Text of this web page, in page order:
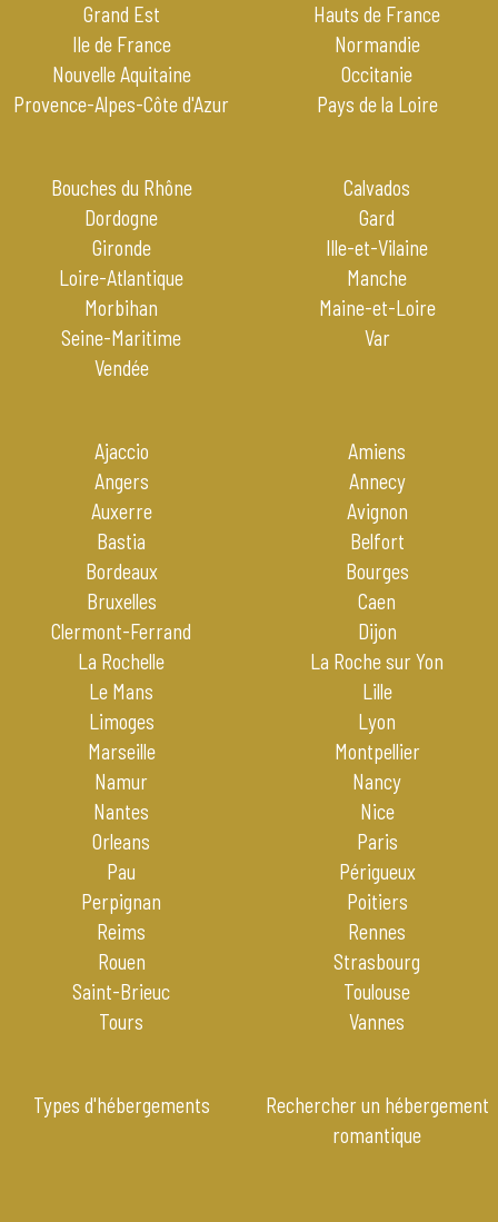
Grand Est
Hauts de France
Ile de France
Normandie
Nouvelle Aquitaine
Occitanie
Provence-Alpes-Côte d'Azur
Pays de la Loire
Bouches du Rhône
Calvados
Dordogne
Gard
Gironde
Ille-et-Vilaine
Loire-Atlantique
Manche
Morbihan
Maine-et-Loire
Seine-Maritime
Var
Vendée
Ajaccio
Amiens
Angers
Annecy
Auxerre
Avignon
Bastia
Belfort
Bordeaux
Bourges
Bruxelles
Caen
Clermont-Ferrand
Dijon
La Rochelle
La Roche sur Yon
Le Mans
Lille
Limoges
Lyon
Marseille
Montpellier
Namur
Nancy
Nantes
Nice
Orleans
Paris
Pau
Périgueux
Perpignan
Poitiers
Reims
Rennes
Rouen
Strasbourg
Saint-Brieuc
Toulouse
Tours
Vannes
Types d'hébergements
Rechercher un hébergement
romantique